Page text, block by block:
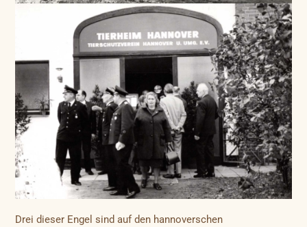
Drei dieser Engel sind auf den hannoverschen